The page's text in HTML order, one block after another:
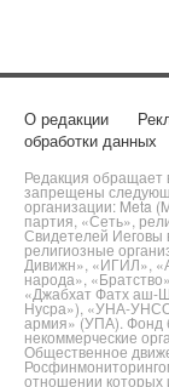
О редакции
обработки данных
Редакция обращает
запрещены
организации: Meta
партия, «Сеть»,
Свидетелей Иеговы
религиозные
Дивижн», «ИГИЛ»,
народа»,
«Джабхат Фатх аш-
Нусра»), «УНА-
армия» (УПА). Фонд
некоммерческие
Общественное
отношении которых